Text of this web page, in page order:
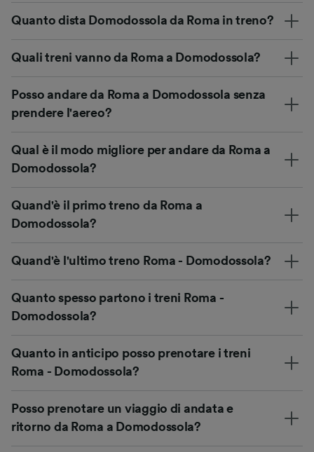
Quanto dista Domodossola da Roma in treno?
Quali treni vanno da Roma a Domodossola?
Posso andare da Roma a Domodossola senza
prendere l'aereo?
Qual è il modo migliore per andare da Roma a
Domodossola?
Quand'è il primo treno da Roma a
Domodossola?
Quand'è l'ultimo treno Roma - Domodossola?
Quanto spesso partono i treni Roma -
Domodossola?
Quanto in anticipo posso prenotare i treni
Roma - Domodossola?
Posso prenotare un viaggio di andata e
ritorno da Roma a Domodossola?